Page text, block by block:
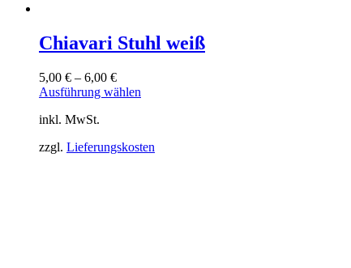
Chiavari Stuhl weiß
5,00 € – 6,00 €
Ausführung wählen
Varianten
inkl. MwSt.
zzgl. Lieferungskosten